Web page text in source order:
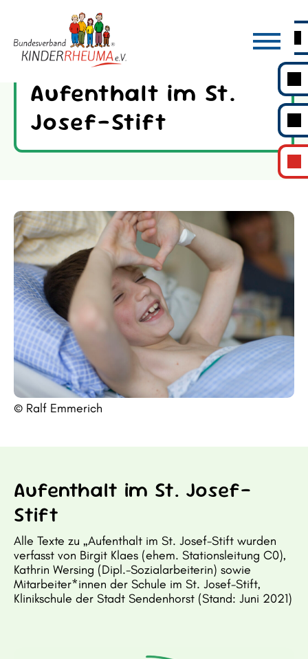
Aufenthalt im St.
Josef-Stift
© Ralf Emmerich
Aufenthalt im St. Josef-
Stift
Alle Texte zu „Aufenthalt im St. Josef-Stift wurden
verfasst von Birgit Klaes (ehem. Stationsleitung C0),
Kathrin Wersing (Dipl.-Sozialarbeiterin) sowie
Mitarbeiter*innen der Schule im St. Josef-Stift,
Klinikschule der Stadt Sendenhorst (Stand: Juni 2021)